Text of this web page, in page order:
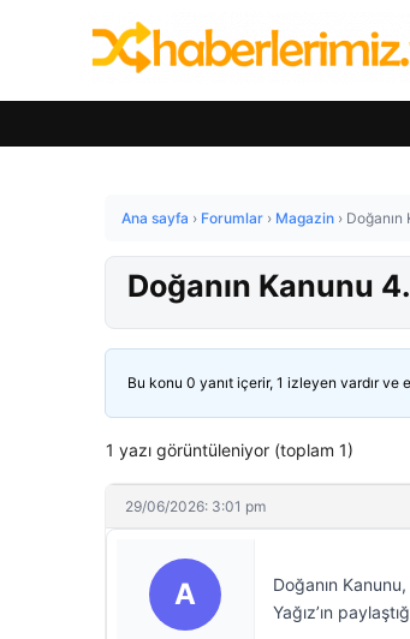
Ana sayfa › Forumlar › Magazin › Doğanın
Doğanın Kanunu
Bu konu 0 yanıt içerir, 1 izleyen vardır ve
1 yazı görüntüleniyor (toplam 1)
29/06/2026: 3:01 pm
A
Doğanın
Yağız’ın